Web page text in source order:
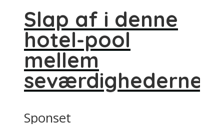
Slap af i denne
hotel-pool
mellem
seværdighederne
Sponset